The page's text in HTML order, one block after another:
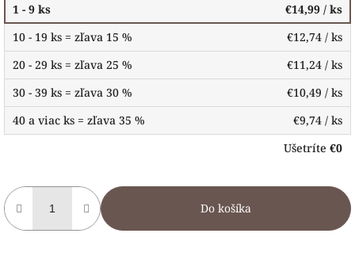
1 - 9 ks
€14,99 / ks
10 - 19 ks = zľava 15 %
€12,74 / ks
20 - 29 ks = zľava 25 %
€11,24 / ks
30 - 39 ks = zľava 30 %
€10,49 / ks
40 a viac ks = zľava 35 %
€9,74 / ks
Ušetríte €0
Do košíka